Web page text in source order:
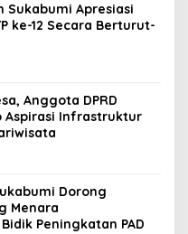
Sukabumi Apresiasi
ke-12 Secara Berturut-
Anggota DPRD
Aspirasi Infrastruktur
Dorong
Menara
Peningkatan PAD